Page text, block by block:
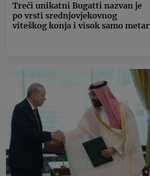
Treći unikatni Bugatti nazvan je
po vrsti srednjovjekovnog
viteškog konja i visok samo metar